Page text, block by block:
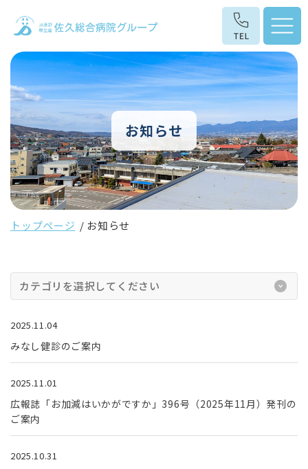
お知らせ
トップページ お知らせ
カテゴリを選択してください
2025.11.04
みなし健診のご案内
2025.11.01
広報誌「お加減はいかがですか」396号（2025年11月）発刊の
ご案内
2025.10.31